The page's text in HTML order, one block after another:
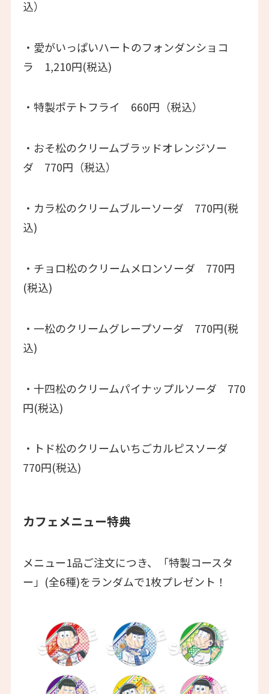
込）
・愛がいっぱいハートのフォンダンショコ
ラ 1,210円(税込)
・特製ポテトフライ 660円（税込）
・おそ松のクリームブラッドオレンジソー
ダ 770円（税込）
・カラ松のクリームブルーソーダ 770円(税
込)
・チョロ松のクリームメロンソーダ 770円
(税込)
・一松のクリームグレープソーダ 770円(税
込)
・十四松のクリームパイナップルソーダ 770
円(税込)
・トド松のクリームいちごカルピスソーダ
770円(税込)
カフェメニュー特典
メニュー1品ご注文につき、「特製コースタ
ー」(全6種)をランダムで1枚プレゼント！